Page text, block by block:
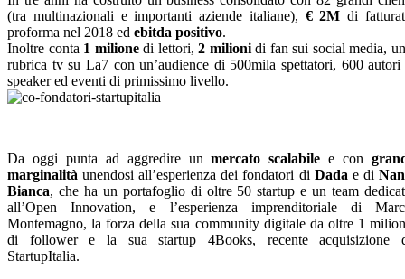
(tra multinazionali e importanti aziende italiane), € 2M di
proforma nel 2018 ed ebitda positivo.
Inoltre conta 1 milionedi lettori,2 milionidi fan sui social media,
rubrica tv su La7 con un’audience di 500mila spettatori, 600 autori
speaker ed eventi di primissimo livello.
Da oggi punta ad aggredire unmercato scalabile e con
marginalità unendosi all’esperienza dei fondatori di Dada e di
Bianca, che ha un portafoglio di oltre 50 startup e un team
all’Open Innovation, e l’esperienza imprenditoriale di
Montemagno, la forza della sua community digitale da oltre 1
di follower e la sua startup 4Books, recente acquisizione
StartupItalia.